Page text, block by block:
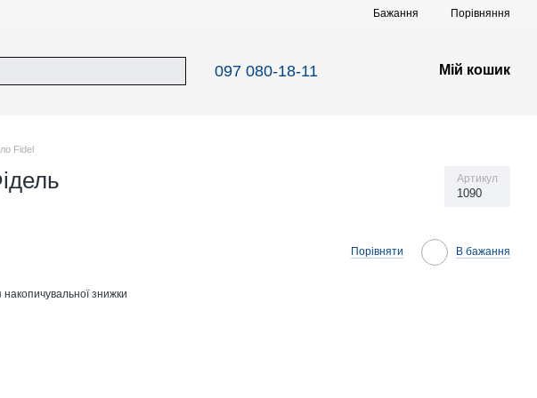
Бажання Порівняння
097 080-18-11 Мій кошик
Fidel
Артикул
1090
Порівняти В бажання
знижки